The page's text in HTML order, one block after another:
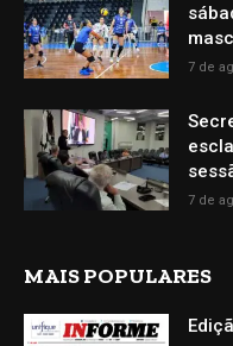
7 de
7 de
MAIS POPULARES